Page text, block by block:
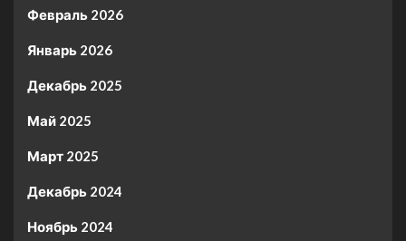
Февраль 2026
Январь 2026
Декабрь 2025
Май 2025
Март 2025
Декабрь 2024
Ноябрь 2024